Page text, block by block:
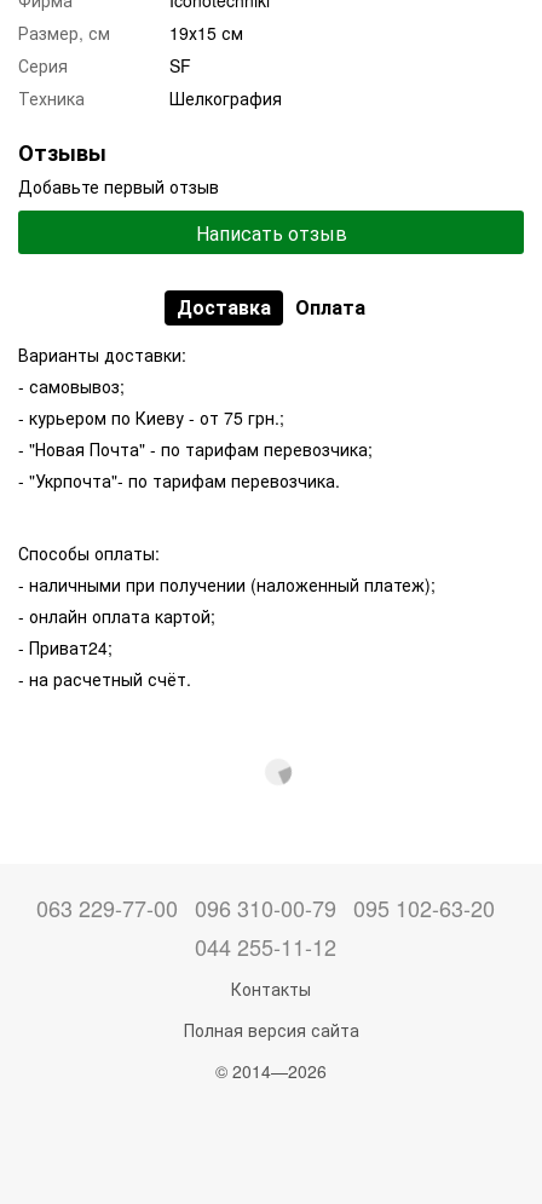
Размер, см
19х15 см
Серия
SF
Техника
Шелкография
Отзывы
Добавьте первый отзыв
Написать отзыв
Доставка Оплата
Варианты доставки:
- самовывоз;
- курьером по Киеву - от 75 грн.;
- "Новая Почта" - по тарифам перевозчика;
- "Укрпочта"- по тарифам перевозчика.
Способы оплаты:
- наличными при получении (наложенный платеж);
- онлайн оплата картой;
- Приват24;
- на расчетный счёт.
063 229-77-00 096 310-00-79 095 102-63-20
044 255-11-12
Контакты
Полная версия сайта
© 2014—2026